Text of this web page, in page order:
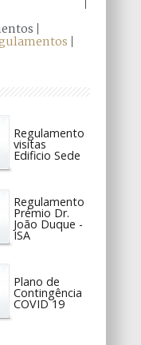
Regulamento
visitas
Edificio Sede
Regulamento
Prémio Dr.
João Duque -
ISA
Plano de
Contingência
COVID 19